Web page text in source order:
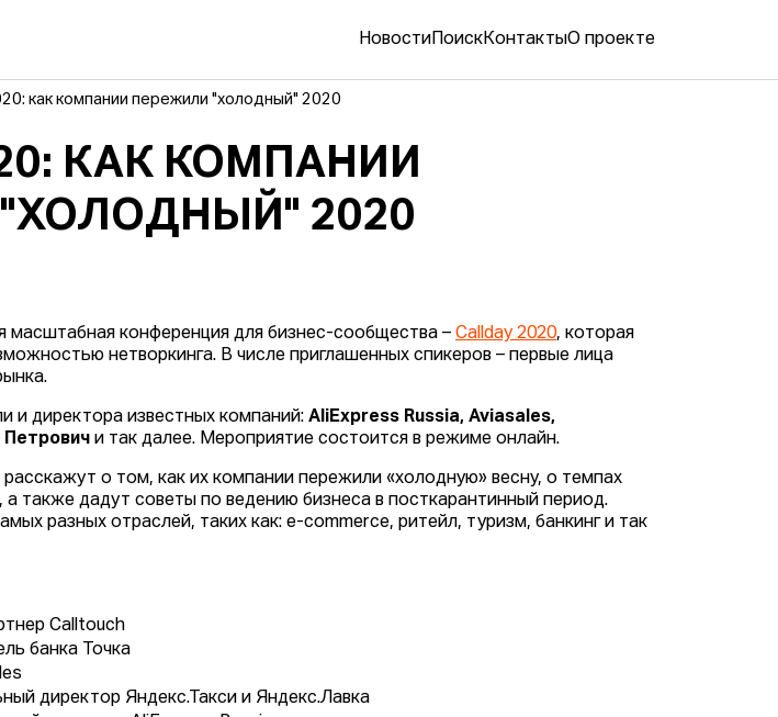
Новости ПоискКонтактыО проекте
как компании пережили "холодный" 2020
КАК КОМПАНИИ
2020
масштабная конференция для бизнес-сообщества –Callday 2020, которая
нетворкинга. В числе приглашенных спикеров – первые лица
и директора известных компаний: AliExpress Russia, Aviasales,
Петрович и так далее. Мероприятие состоится в режиме онлайн.
о том, как их компании пережили «холодную» весну, о темпах
а также дадут советы по ведению бизнеса в посткарантинный период.
разных отраслей, таких как: e-commerce, ритейл, туризм, банкинг и так
Calltouch
банка Точка
директор Яндекс.Такси и Яндекс.Лавка